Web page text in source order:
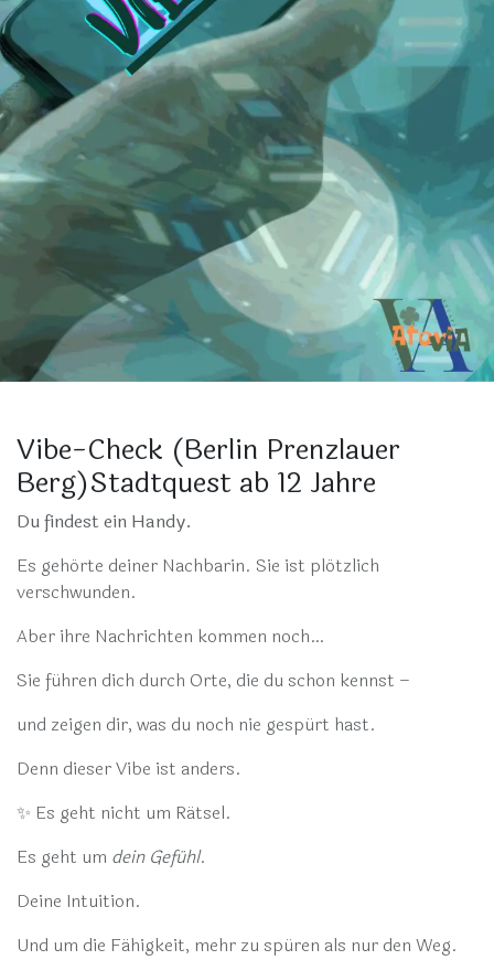
Vibe-Check (Berlin Prenzlauer
Berg)Stadtquest ab 12 Jahre
Du findest ein Handy.
Es gehörte deiner Nachbarin. Sie ist plötzlich
verschwunden.
Aber ihre Nachrichten kommen noch…
Sie führen dich durch Orte, die du schon kennst –
und zeigen dir, was du noch nie gespürt hast.
Denn dieser Vibe ist anders.
✨ Es geht nicht um Rätsel.
Es geht um dein Gefühl.
Deine Intuition.
Und um die Fähigkeit, mehr zu spüren als nur den Weg.